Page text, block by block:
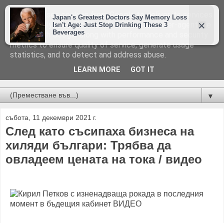
Новини от Бургас, страната и света!
▼
събота, 11 декември 2021 г.
След като съсипаха бизнеса на
хиляди българи: Трябва да
овладеем цената на тока / видео
This site uses cookies from Google to deliver its services
and to analyze traffic. Your IP address and user-agent are
shared with Google along with performance and security
metrics to ensure quality of service, generate usage
statistics, and to detect and address abuse.
LEARN MORE GOT IT